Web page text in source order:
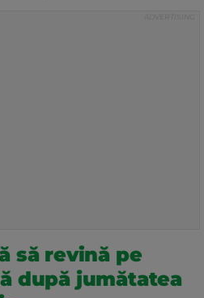
să revină pe
după jumătatea